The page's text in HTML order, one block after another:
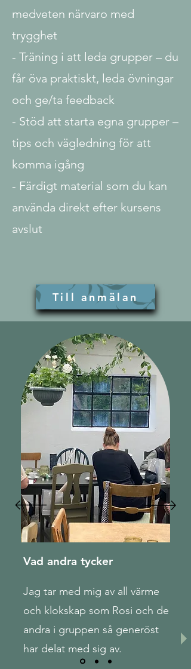
medveten närvaro med
trygghet
- Träning i att leda grupper – du
får öva praktiskt, leda övningar
och ge/ta feedback
- Stöd att starta egna grupper –
tips och vägledning för att
komma igång
- Färdigt material som du kan
använda direkt efter kursens
avslut
Till anmälan
Vad andra tycker
Jag tar med mig av all värme
och klokskap som Rosi och de
andra i gruppen så generöst
har delat med sig av.